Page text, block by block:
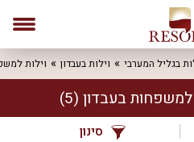
בגליל המערבי וילות בעבדון וילות
בעבדון (5)
סינון